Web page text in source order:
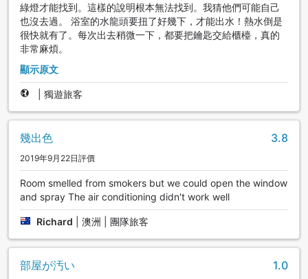
綠燈才能找到。這樣的說明根本無法找到。我猜他們可能自己
也沒去過。 浴室的水龍頭要扭了好幾下，才能出水！熱水倒是
很快就有了。每次出去稍微一下，都要把鑰匙交給櫃檯，真的
非常麻煩。
顯示原文
獨遊旅客
幾出色 3.8
2019年9月22日評價
Room smelled from smokers but we could open the window
and spray The air conditioning didn't work well
Richard 澳洲 | 團隊旅客
部屋が汚い 1.0